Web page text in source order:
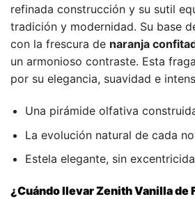
refinada construcción y su sutil
tradición y modernidad. Su base
con la frescura de naranja
un armonioso contraste. Esta
por su elegancia, suavidad e
Una pirámide olfativa
La evolución natural de cada
Estela elegante, sin
¿Cuándo llevar Zenith Vanilla de